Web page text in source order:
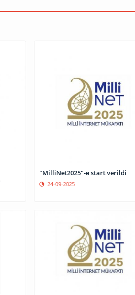
"MilliNet2025"-ə start verildi
24-09-2025